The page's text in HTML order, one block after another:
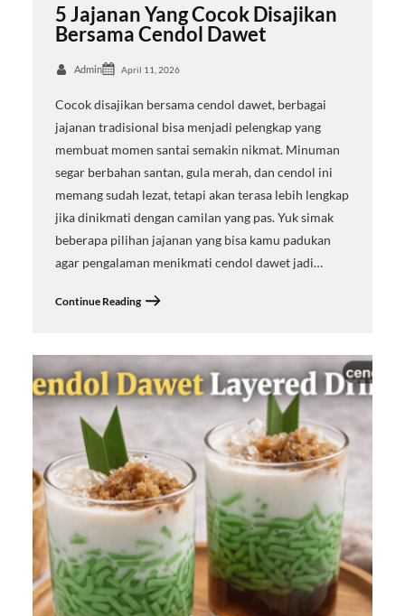
5 Jajanan Yang Cocok Disajikan
Bersama Cendol Dawet
Admin April 11, 2026
Cocok disajikan bersama cendol dawet, berbagai
jajanan tradisional bisa menjadi pelengkap yang
membuat momen santai semakin nikmat. Minuman
segar berbahan santan, gula merah, dan cendol ini
memang sudah lezat, tetapi akan terasa lebih lengkap
jika dinikmati dengan camilan yang pas. Yuk simak
beberapa pilihan jajanan yang bisa kamu padukan
agar pengalaman menikmati cendol dawet jadi…
Continue Reading